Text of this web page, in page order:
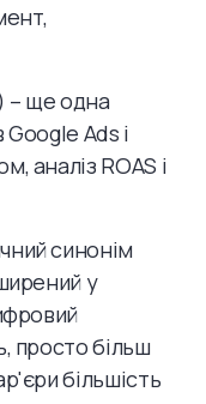
– ще одна
Ads і
аналіз ROAS і
синонім
у
просто більш
більшість